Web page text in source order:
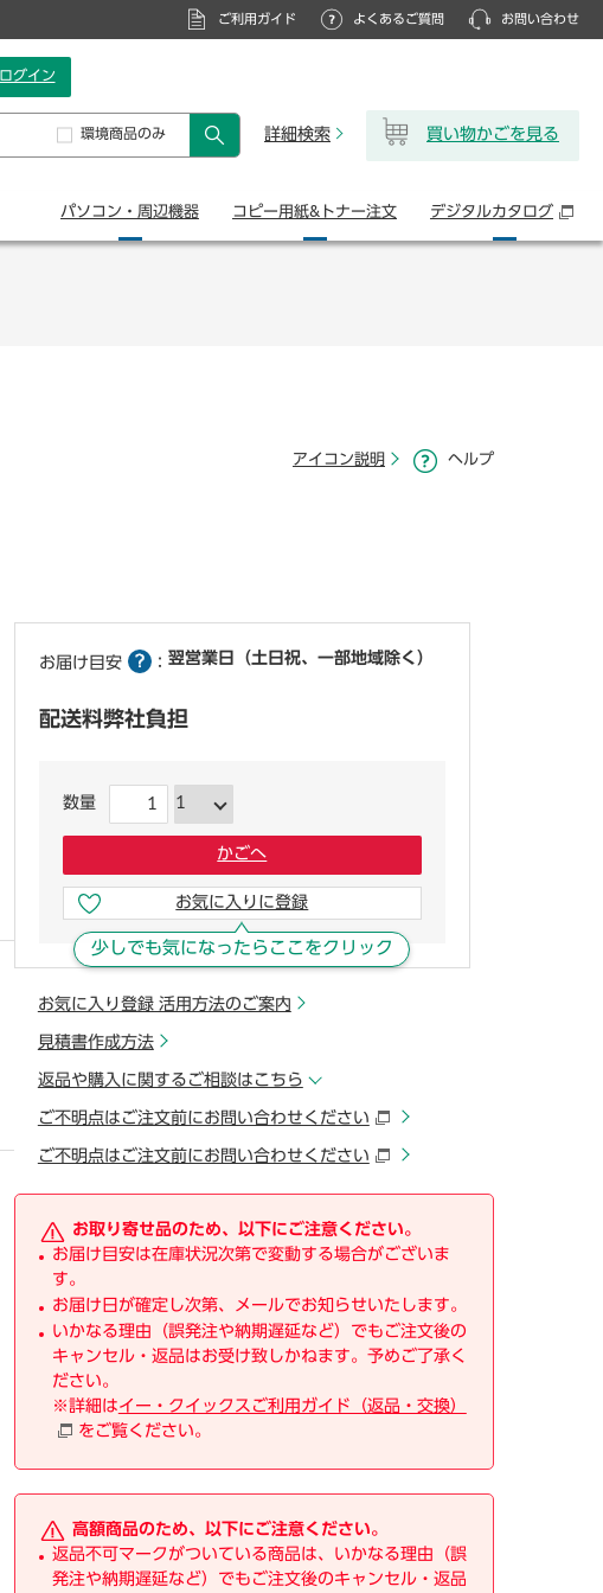
ご利用ガイド よくあるご質問 お問い合わせ
ログイン
環境商品のみ
検索
詳細検索 買い物かごを見る
パソコン・ 周辺機器 コピー用紙& トナー注文 デジタルカタログ
アイコン説明 ヘルプ
お届け目安 ： 翌営業日（土日祝、一部地域除く）
配送料弊社負担
数量
かごへ
お気に入りに登録
少しでも気になったらここをクリック
お気に入り登録 活用方法のご案内
見積書作成方法
返品や購入に関するご相談はこちら
ご不明点はご注文前にお問い合わせください
ご不明点はご注文前にお問い合わせください
お取り寄せ品のため、以下にご注意ください。
お届け目安は在庫状況次第で変動する場合がございま
す。
お届け日が確定し次第、メールでお知らせいたします。
いかなる理由（誤発注や納期遅延など）でもご注文後の
キャンセル・返品はお受け致しかねます。予めご了承く
ださい。
※詳細はイー・クイックスご利用ガイド（返品・交換）
をご覧ください。
高額商品のため、以下にご注意ください。
返品不可マークがついている商品は、いかなる理由（誤
発注や納期遅延など）でもご注文後のキャンセル・返品